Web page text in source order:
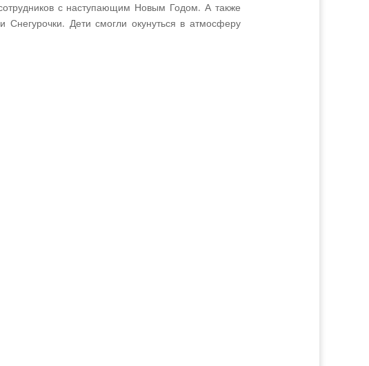
с наступающим Новым Годом. А также
Дети смогли окунуться в атмосферу